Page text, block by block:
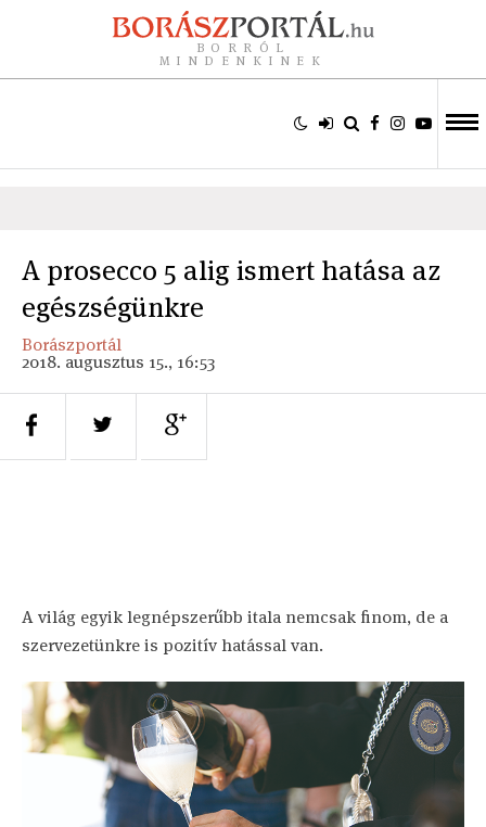
BORRÓL
MINDENKINEK
A prosecco 5 alig ismert hatása az
egészségünkre
Borászportál
2018. augusztus 15., 16:53
A világ egyik legnépszerűbb itala nemcsak finom, de a
szervezetünkre is pozitív hatással van.